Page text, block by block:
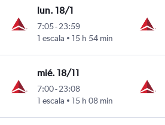
lun. 18/1
7:05-23:59
1 escala
15 h 54 min
mié. 18/11
7:00-23:08
1 escala
15 h 08 min